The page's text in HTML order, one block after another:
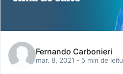
Fernando Carbonieri
mar. 8, 2021 - 5 min de